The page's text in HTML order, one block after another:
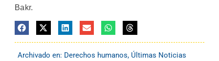
Bakr.
Archivado en: Derechos humanos, Últimas Noticias